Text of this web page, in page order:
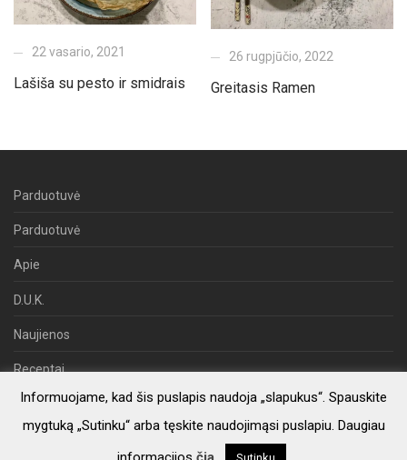
22 vasario, 2021
Lašiša su pesto ir smidrais
26 rugpjūčio, 2022
Greitasis Ramen
Parduotuvė
Parduotuvė
Apie
D.U.K.
Naujienos
Receptai
Copyright © Viduržemio delikatesai 2019. Visos teisės saugomos.
Informuojame, kad šis puslapis naudoja „slapukus“. Spauskite
mygtuką „Sutinku“ arba tęskite naudojimąsi puslapiu. Daugiau